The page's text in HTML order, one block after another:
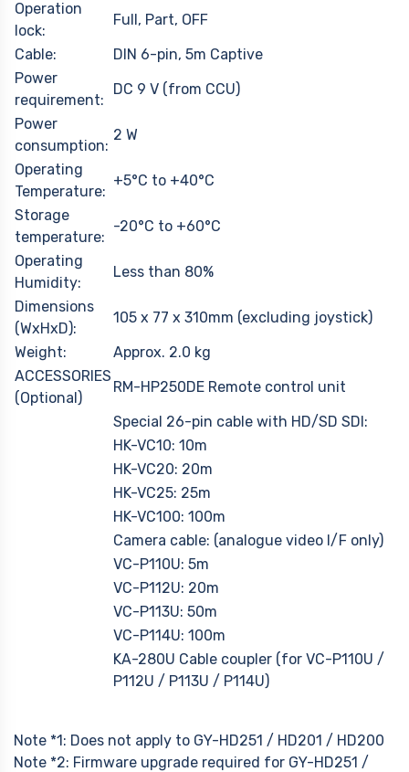
Operation
lock:
Full, Part, OFF
Cable:
DIN 6-pin, 5m Captive
Power
requirement:
DC 9 V (from CCU)
Power
consumption:
2 W
Operating
Temperature:
+5°C to +40°C
Storage
temperature:
-20°C to +60°C
Operating
Humidity:
Less than 80%
Dimensions
(WxHxD):
105 x 77 x 310mm (excluding joystick)
Weight:
Approx. 2.0 kg
ACCESSORIES
(Optional)
RM-HP250DE Remote control unit
Special 26-pin cable with HD/SD SDI:
HK-VC10: 10m
HK-VC20: 20m
HK-VC25: 25m
HK-VC100: 100m
Camera cable: (analogue video I/F only)
VC-P110U: 5m
VC-P112U: 20m
VC-P113U: 50m
VC-P114U: 100m
KA-280U Cable coupler (for VC-P110U /
P112U / P113U / P114U)
Note *1: Does not apply to GY-HD251 / HD201 / HD200
Note *2: Firmware upgrade required for GY-HD251 /